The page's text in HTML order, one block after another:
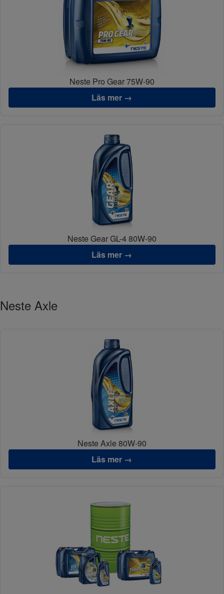
Neste Pro Gear 75W-90
Läs mer →
Neste Gear GL-4 80W-90
Läs mer →
Neste Axle
Neste Axle 80W-90
Läs mer →